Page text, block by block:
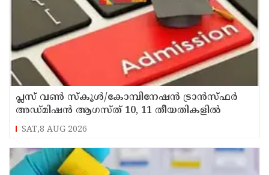
പ്ലസ് വൺ സ്‌കൂൾ/കോമ്പിനേഷൻ ട്രാൻസ്ഫർ
അഡ്മിഷൻ ആഗസ്ത് 10, 11 തീയതികളിൽ
SAT,8 AUG 2026